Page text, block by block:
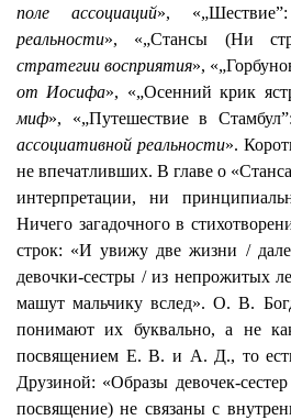
поле ассоциаций»,
реальности», «„Стансы (Ни
стратегии восприятия»,
от Иосифа», «„Осенний крик
миф», «„Путешествие в
ассоциативной реальности».
не впечатливших. В главе о
интерпретации, ни
Ничего загадочного в
строк: «И увижу две жизни /
девочки-сестры / из непрожитых
машут мальчику вслед». О. В.
понимают их буквально, а не
посвящением Е. В. и А. Д., то
Друзиной: «Образы девочек-
посвящение) не связаны с